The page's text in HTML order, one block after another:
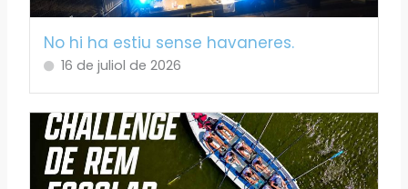
No hi ha estiu sense havaneres.
16 de juliol de 2026